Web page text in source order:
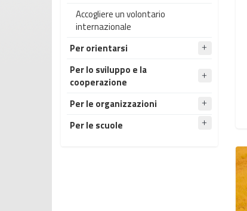
Accogliere un volontario
internazionale
Per orientarsi
Per lo sviluppo e la
cooperazione
Per le organizzazioni
Per le scuole